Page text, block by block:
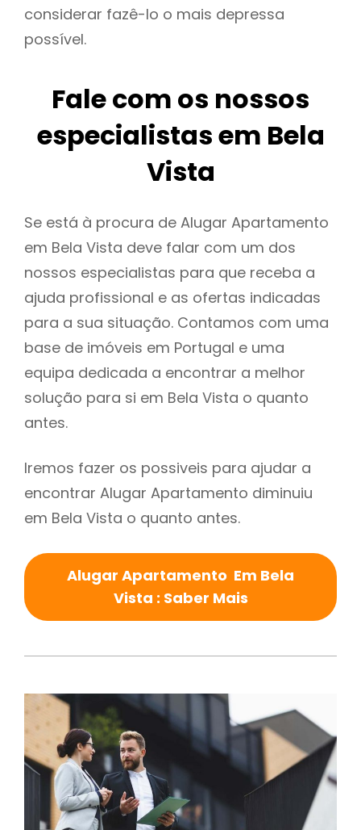
considerar fazê-lo o mais depressa
possível.
Fale com os nossos
especialistas em Bela
Vista
Se está à procura de Alugar Apartamento
em Bela Vista deve falar com um dos
nossos especialistas para que receba a
ajuda profissional e as ofertas indicadas
para a sua situação. Contamos com uma
base de imóveis em Portugal e uma
equipa dedicada a encontrar a melhor
solução para si em Bela Vista o quanto
antes.
Iremos fazer os possiveis para ajudar a
encontrar Alugar Apartamento diminuiu
em Bela Vista o quanto antes.
Alugar Apartamento Em Bela
Vista : Saber Mais